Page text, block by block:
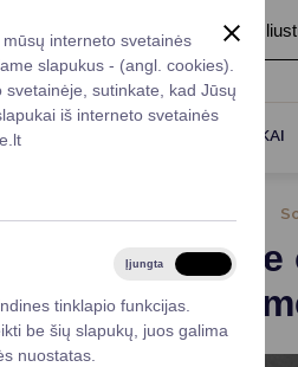
interneto svetainės
slapukus - (angl. cookies).
sutinkate, kad Jūsų
iš interneto svetainės
Įjungta
tinklapio funkcijas.
be šių slapukų, juos galima
nuostatas.
Fonas: Taryba Meras
Registruokitės
Vicemerai
Mero patarėja
Administracija
Savivaldybės
Planavimo
Korupcijos
Viešieji
Lygios
Karjera DUK
DRUSKININKAI
Susirgote onkologine liga?